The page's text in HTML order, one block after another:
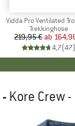
Artikel
Vidda Pro Ventilated
Produktgruppe
Trekkinghose
Preis
219,95 € ab
4,7(47)
- Kore Crew